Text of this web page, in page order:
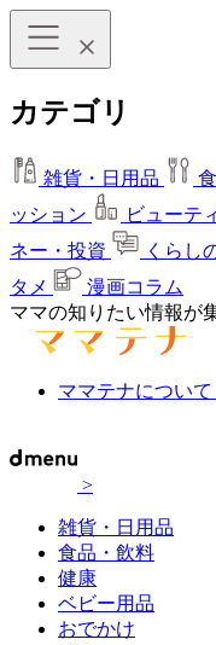
カテゴリ
雑貨・日用品
ッション
ビューテ
ネー・投資
くらし
タメ
漫画コラム
ママの知りたい情報が
ママテナについて
>
雑貨・日用品
食品・飲料
健康
ベビー用品
おでかけ